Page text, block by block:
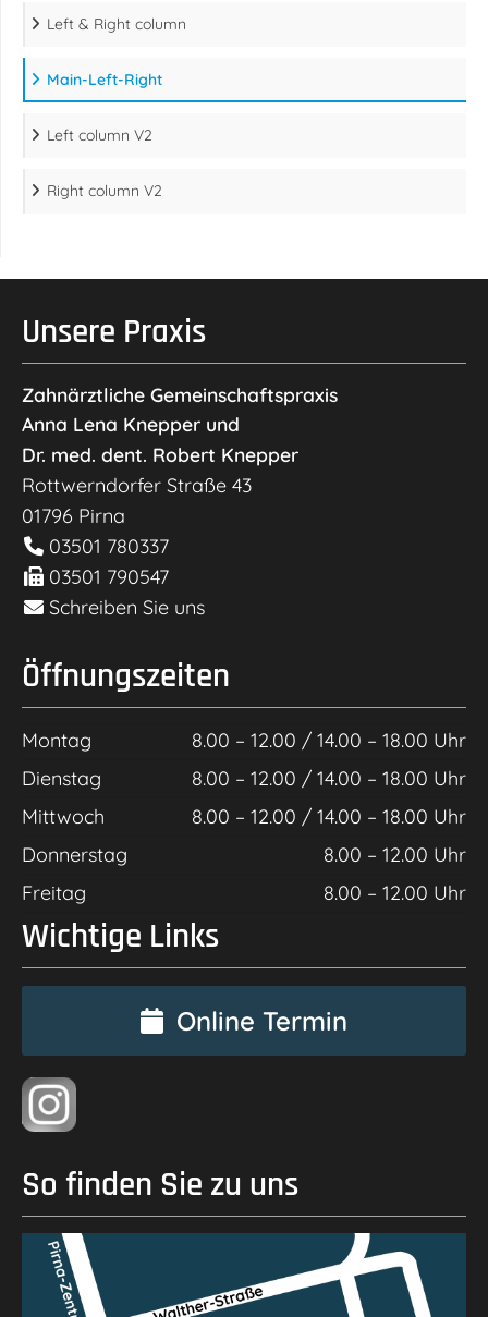
Left & Right column
Main-Left-Right
Left column V2
Right column V2
Unsere Praxis
Zahnärztliche Gemeinschaftspraxis
Anna Lena Knepper und
Dr. med. dent. Robert Knepper
Rottwerndorfer Straße 43
01796 Pirna
03501 780337
03501 790547
Schreiben Sie uns
Öffnungszeiten
Montag
8.00 – 12.00 / 14.00 – 18.00 Uhr
Dienstag
8.00 – 12.00 / 14.00 – 18.00 Uhr
Mittwoch
8.00 – 12.00 / 14.00 – 18.00 Uhr
Donnerstag
8.00 – 12.00 Uhr
Freitag
8.00 – 12.00 Uhr
Wichtige Links
Online Termin
So finden Sie zu uns